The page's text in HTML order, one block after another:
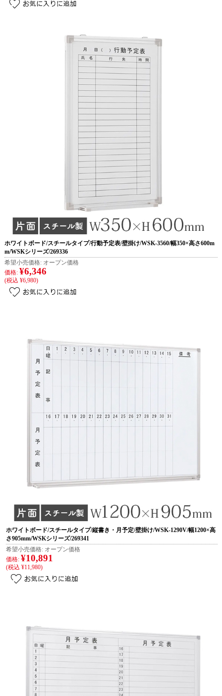
ホワイトボード/スチールタイプ/行動予定表/壁掛け/WSK-3560/幅350×高さ600m
m/WSKシリーズ/269336
希望小売価格: オープン価格
価格: ¥6,346
(税込 ¥6,980)
ホワイトボード/スチールタイプ/縦書き・月予定/壁掛け/WSK-1290V/幅1200×高
さ905mm/WSKシリーズ/269341
希望小売価格: オープン価格
価格: ¥10,891
(税込 ¥11,980)